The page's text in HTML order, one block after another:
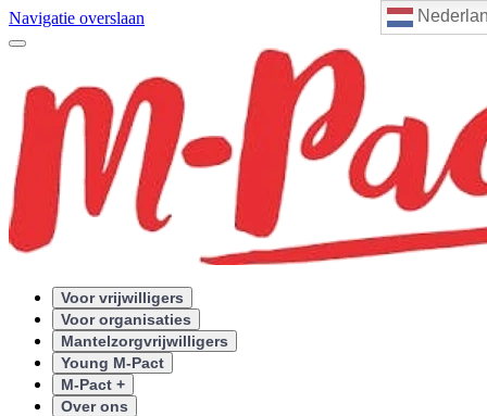
Navigatie overslaan
Voor vrijwilligers
Voor organisaties
Mantelzorgvrijwilligers
Young M-Pact
M-Pact +
Over ons